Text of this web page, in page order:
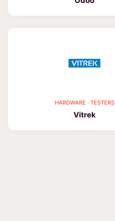
HARDWARE · TESTERS
Vitrek